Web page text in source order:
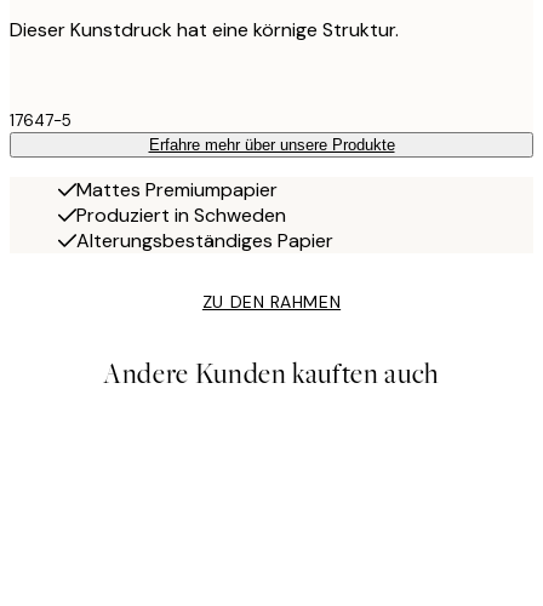
Dieser Kunstdruck hat eine körnige Struktur.
17647-5
Erfahre mehr über unsere Produkte
Mattes Premiumpapier
Produziert in Schweden
Alterungsbeständiges Papier
ZU DEN RAHMEN
Andere Kunden kauften auch